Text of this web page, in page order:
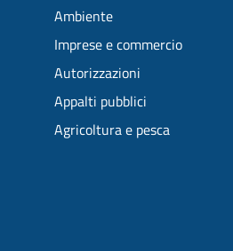
Ambiente
Imprese e commercio
Autorizzazioni
Appalti pubblici
Agricoltura e pesca